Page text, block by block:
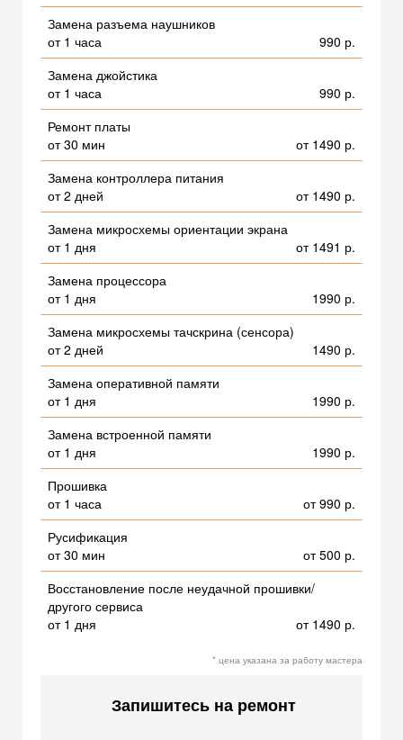
Замена разъема наушников
от 1 часа
990 р.
Замена джойстика
от 1 часа
990 р.
Ремонт платы
от 30 мин
от 1490 р.
Замена контроллера питания
от 2 дней
от 1490 р.
Замена микросхемы ориентации экрана
от 1 дня
от 1491 р.
Замена процессора
от 1 дня
1990 р.
Замена микросхемы тачскрина (сенсора)
от 2 дней
1490 р.
Замена оперативной памяти
от 1 дня
1990 р.
Замена встроенной памяти
от 1 дня
1990 р.
Прошивка
от 1 часа
от 990 р.
Русификация
от 30 мин
от 500 р.
Восстановление после неудачной прошивки/
другого сервиса
от 1 дня
от 1490 р.
* цена указана за работу мастера
Запишитесь на ремонт